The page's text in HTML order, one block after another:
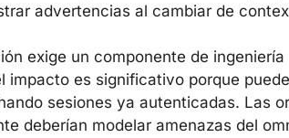
advertencias al cambiar de
exige un componente de
impacto es significativo porque
sesiones ya autenticadas. Las
deberían modelar amenazas del